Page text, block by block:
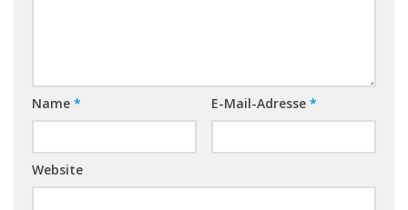
Name * E-Mail-Adresse *
Website